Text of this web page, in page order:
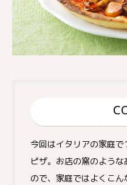
今回はイタリアの家庭
ピザ。お店の窯のよう
ので、家庭ではよくこん